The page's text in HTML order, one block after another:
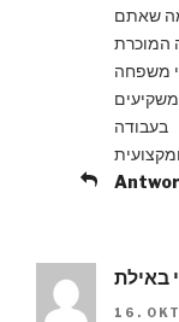
מה שאתם
המוכרת
משפחה
בעבודה
באילת
16.